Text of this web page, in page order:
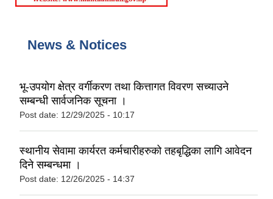
News & Notices
भू-उपयोग क्षेत्र वर्गीकरण तथा कित्तागत विवरण सच्याउने
सम्बन्धी सार्वजनिक सूचना ।
Post date: 12/29/2025 - 10:17
स्थानीय सेवामा कार्यरत कर्मचारीहरुको तहबृद्धिका लागि आवेदन
दिने सम्बन्धमा ।
Post date: 12/26/2025 - 14:37